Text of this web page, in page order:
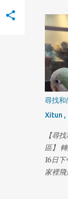
大學生
柵-動
柵-新
木柵-
19:56
木柵-
2月
柵交流
16日再
懇請
我必須
經4天
還有
4903
想請有
懇請私
🙏 非
尋找和
Xitun ,
【尋
區】
16日
家裡